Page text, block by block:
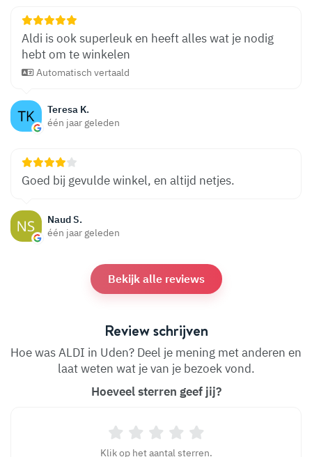
Teresa K.
één jaar geleden
Aldi is ook superleuk en heeft alles wat je nodig
hebt om te winkelen
Automatisch vertaald
Naud S.
één jaar geleden
Goed bij gevulde winkel, en altijd netjes.
Bekijk alle reviews
Review schrijven
Hoe was ALDI in Uden? Deel je mening met anderen en
laat weten wat je van je bezoek vond.
Hoeveel sterren geef jij?
Klik op het aantal sterren.